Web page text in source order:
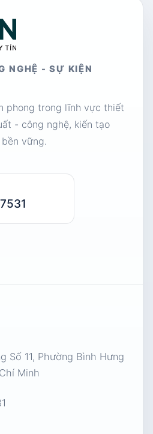
NGHỆ - SỰ KIỆN
phong trong lĩnh vực thiết
- công nghệ, kiến tạo
vững.
Số 11, Phường Bình Hưng
Minh